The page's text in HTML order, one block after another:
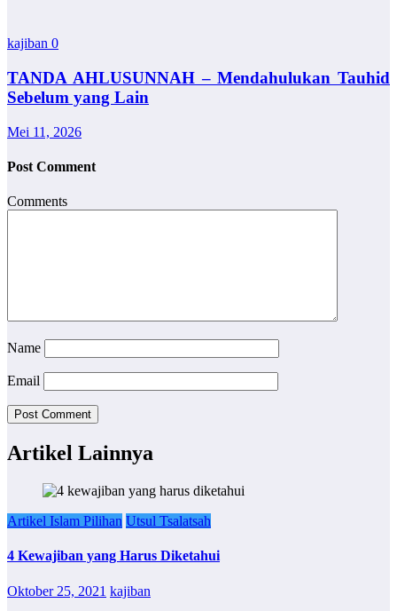
kajiban 0
TANDA AHLUSUNNAH – Mendahulukan Tauhid
Sebelum yang Lain
Mei 11, 2026
Post Comment
Comments
Name
Email
Artikel Lainnya
Artikel Islam Pilihan Utsul Tsalatsah
4 Kewajiban yang Harus Diketahui
Oktober 25, 2021 kajiban